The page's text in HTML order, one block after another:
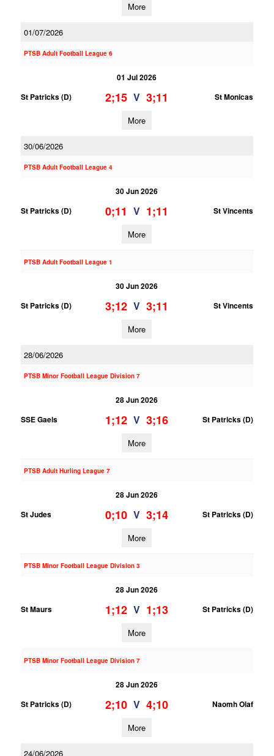
More
01/07/2026
PTSB Adult Football League 6
01 Jul 2026
St Patricks (D)
2;15 V 3;11 St Monicas
More
30/06/2026
PTSB Adult Football League 4
30 Jun 2026
St Patricks (D)
0;11 V 1;11 St Vincents
More
PTSB Adult Football League 1
30 Jun 2026
St Patricks (D)
3;12 V 3;11 St Vincents
More
28/06/2026
PTSB Minor Football League Division 7
28 Jun 2026
SSE Gaels
1;12 V 3;16 St Patricks (D)
More
PTSB Adult Hurling League 7
28 Jun 2026
St Judes
0;10 V 3;14 St Patricks (D)
More
PTSB Minor Football League Division 3
28 Jun 2026
St Maurs
1;12 V 1;13 St Patricks (D)
More
PTSB Minor Football League Division 7
28 Jun 2026
St Patricks (D)
2;10 V 4;10 Naomh Olaf
More
24/06/2026